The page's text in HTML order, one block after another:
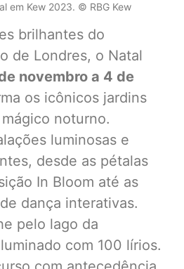
em Kew 2023. © RBG Kew
brilhantes do
de Londres, o Natal
novembro a 4 de
os icônicos jardins
noturno.
luminosas e
desde as pétalas
In Bloom até as
dança interativas.
pelo lago da
com 100 lírios.